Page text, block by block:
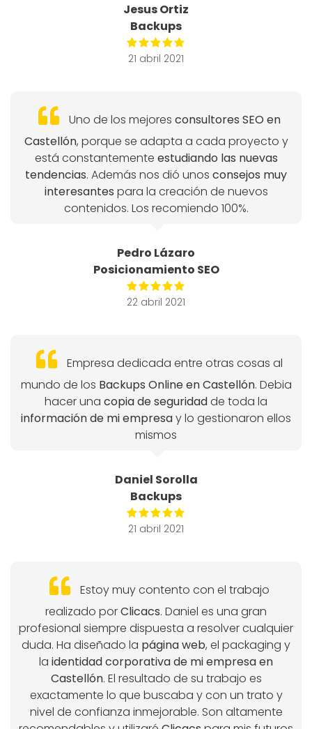
Jesus Ortiz
Backups
21 abril 2021
Uno de los mejores consultores SEO en
Castellón, porque se adapta a cada proyecto y
está constantemente estudiando las nuevas
tendencias. Además nos dió unos consejos muy
interesantes para la creación de nuevos
contenidos. Los recomiendo 100%.
Pedro Lázaro
Posicionamiento SEO
22 abril 2021
Empresa dedicada entre otras cosas al
mundo de los Backups Online en Castellón. Debia
hacer una copia de seguridadde toda la
información de mi empresay lo gestionaron ellos
mismos
Daniel Sorolla
Backups
21 abril 2021
Estoy muy contento con el trabajo
realizado porClicacs. Daniel es una gran
profesional siempre dispuesta a resolver cualquier
duda. Ha diseñado la página web, el packaging y
la identidad corporativa de mi empresa en
Castellón. El resultado de su trabajo es
exactamente lo que buscaba y con un trato y
nivel de confianza inmejorable. Son altamente